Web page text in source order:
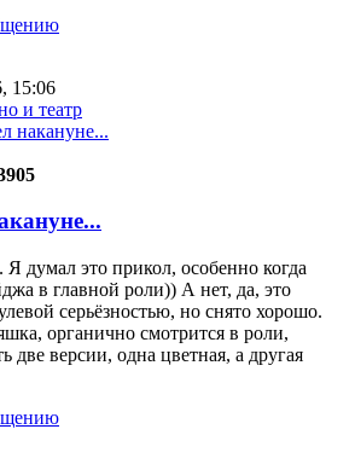
15:06
и театр
накануне...
думал это прикол, особенно когда
в главной роли)) А нет, да, это
серьёзностью, но снято хорошо.
органично смотрится в роли,
две версии, одна цветная, а другая